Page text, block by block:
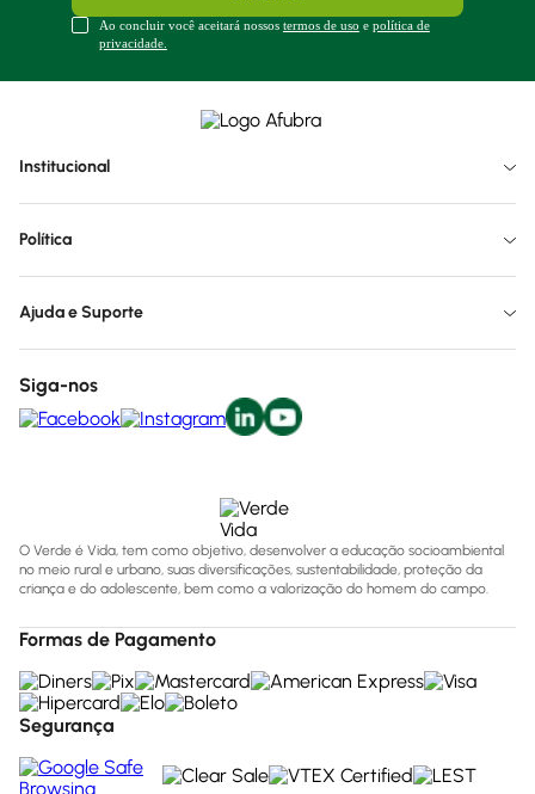
Ao concluir você aceitará nossos termos de uso e política de
privacidade.
Institucional
Política
Ajuda e Suporte
Siga-nos
O Verde é Vida, tem como objetivo, desenvolver a educação socioambiental
no meio rural e urbano, suas diversificações, sustentabilidade, proteção da
criança e do adolescente, bem como a valorização do homem do campo.
Formas de Pagamento
Segurança